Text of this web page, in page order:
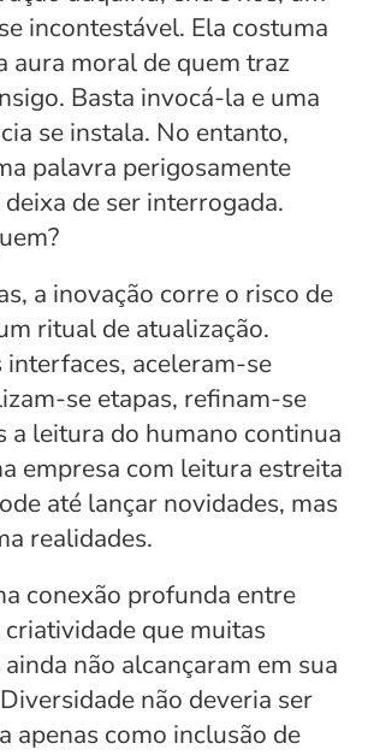
incontestável. Ela costuma
aura moral de quem traz
Basta invocá-la e uma
se instala. No entanto,
palavra perigosamente
de ser interrogada.
a inovação corre o risco de
ritual de atualização.
interfaces, aceleram-se
se etapas, refinam-se
a leitura do humano continua
empresa com leitura estreita
até lançar novidades, mas
realidades.
conexão profunda entre
que muitas
não alcançaram em sua
não deveria ser
apenas como inclusão de